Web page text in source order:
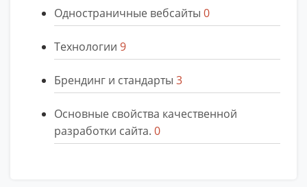
Одностраничные вебсайты 0
Технологии 9
Брендинг и стандарты 3
Основные свойства качественной
разработки сайта. 0